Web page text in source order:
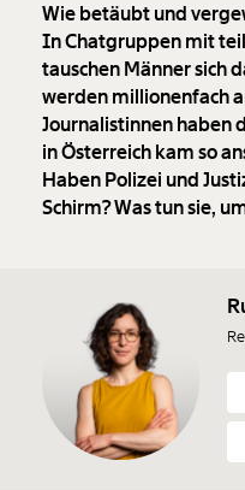
Wie betäubt und
In Chatgruppen mit
tauschen Männer sich
werden millionenfach
Journalistinnen haben
in Österreich kam so
Haben Polizei und
Schirm? Was tun sie,